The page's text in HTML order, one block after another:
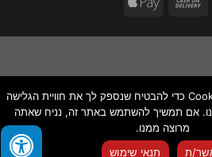
אנו משתמשים בקובצי Cookie כדי להבטיח שנספק לך את חוויית הגלישה
אם תמשיך להשתמש באתר זה, נניח שאתה
מרוצה ממנו.
ת
תנאי שימוש